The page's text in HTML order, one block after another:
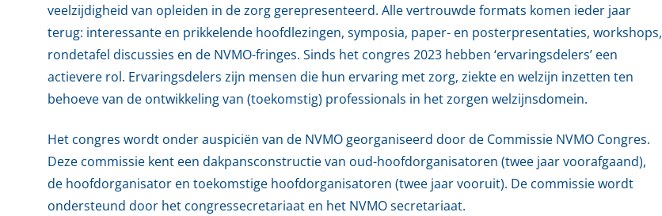
veelzijdigheid van opleiden in de zorg gerepresenteerd. Alle vertrouwde formats komen ieder jaar
terug: interessante en prikkelende hoofdlezingen, symposia, paper- en posterpresentaties, workshops,
rondetafel discussies en de NVMO-fringes. Sinds het congres 2023 hebben ‘ervaringsdelers’ een
actievere rol. Ervaringsdelers zijn mensen die hun ervaring met zorg, ziekte en welzijn inzetten ten
behoeve van de ontwikkeling van (toekomstig) professionals in het zorgen welzijnsdomein.
Het congres wordt onder auspiciën van de NVMO georganiseerd door de Commissie NVMO Congres.
Deze commissie kent een dakpansconstructie van oud-hoofdorganisatoren (twee jaar voorafgaand),
de hoofdorganisator en toekomstige hoofdorganisatoren (twee jaar vooruit). De commissie wordt
ondersteund door het congressecretariaat en het NVMO secretariaat.